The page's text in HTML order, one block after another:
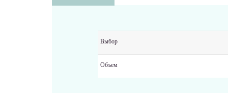
Выбор
Объем